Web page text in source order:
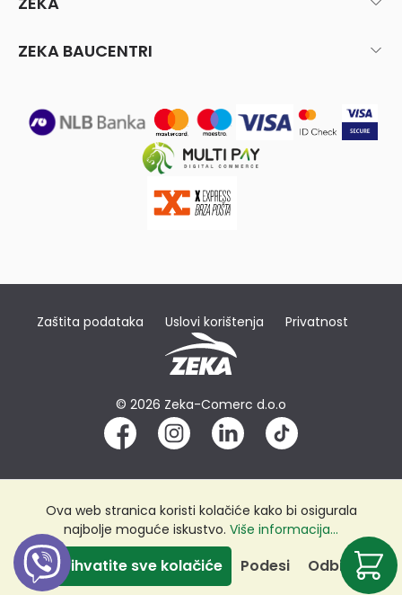
ZEKA BAUCENTRI
Zaštita podataka Uslovi korištenja Privatnost
© 2026 Zeka-Comerc d.o.o
Ova web stranica koristi kolačiće kako bi osigurala
najbolje moguće iskustvo. Više informacija...
Odbij
Podesi
Prihvatite sve kolačiće